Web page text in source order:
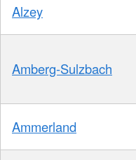
Alzey
Amberg-Sulzbach
Ammerland